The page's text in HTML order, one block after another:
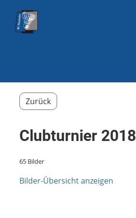
Zurück
Clubturnier 2018
65 Bilder
Bilder-Übersicht anzeigen